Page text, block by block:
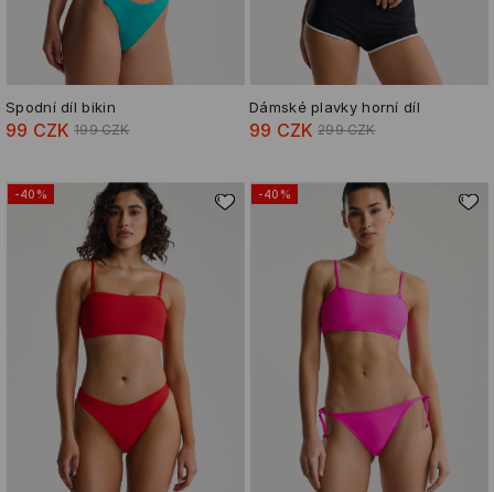
Spodní díl bikin
99 CZK 199 CZK
Dámské plavky horní díl
99 CZK 299 CZK
-40% -40%